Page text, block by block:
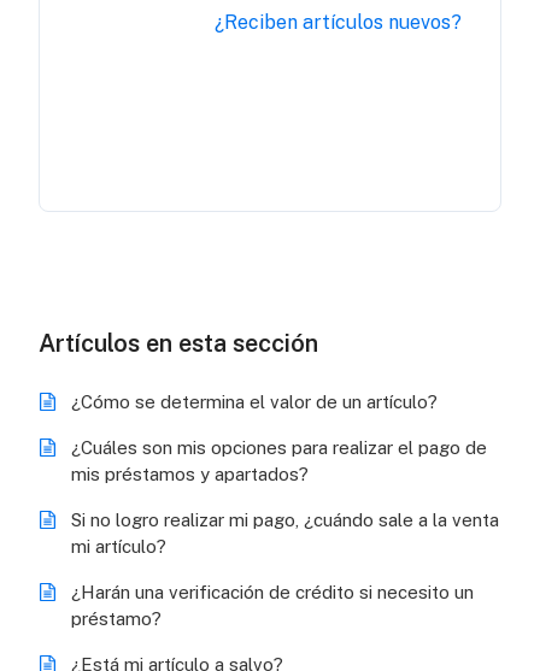
¿Reciben artículos nuevos?
Artículos en esta sección
¿Cómo se determina el valor de un artículo?
¿Cuáles son mis opciones para realizar el pago de
mis préstamos y apartados?
Si no logro realizar mi pago, ¿cuándo sale a la venta
mi artículo?
¿Harán una verificación de crédito si necesito un
préstamo?
¿Está mi artículo a salvo?